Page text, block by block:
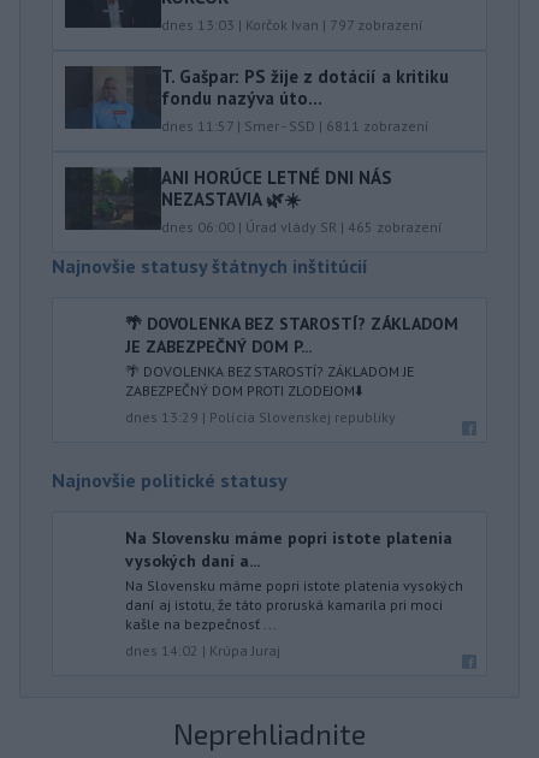
dnes 13:03 | Korčok Ivan | 797 zobrazení
T. Gašpar: PS žije z dotácií a kritiku
fondu nazýva úto...
dnes 11:57 | Smer - SSD | 6811 zobrazení
ANI HORÚCE LETNÉ DNI NÁS
NEZASTAVIA 🌿☀️
dnes 06:00 | Úrad vlády SR | 465 zobrazení
Najnovšie statusy štátnych inštitúcií
🌴 DOVOLENKA BEZ STAROSTÍ? ZÁKLADOM
JE ZABEZPEČNÝ DOM P...
🌴 DOVOLENKA BEZ STAROSTÍ? ZÁKLADOM JE
ZABEZPEČNÝ DOM PROTI ZLODEJOM⬇️
dnes 13:29 | Polícia Slovenskej republiky
Najnovšie politické statusy
Na Slovensku máme popri istote platenia
vysokých daní a...
Na Slovensku máme popri istote platenia vysokých
daní aj istotu, že táto proruská kamarila pri moci
kašle na bezpečnosť ...
dnes 14:02 | Krúpa Juraj
Neprehliadnite